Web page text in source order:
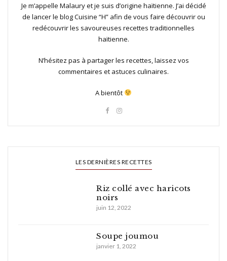
Je m’appelle Malaury et je suis d’origine haïtienne. J’ai décidé
de lancer le blog Cuisine “H” afin de vous faire découvrir ou
redécouvrir les savoureuses recettes traditionnelles
haïtienne.
N’hésitez pas à partager les recettes, laissez vos
commentaires et astuces culinaires.
A bientôt
LES DERNIÈRES RECETTES
Riz collé avec haricots
noirs
juin 12, 2022
Soupe joumou
janvier 1, 2022